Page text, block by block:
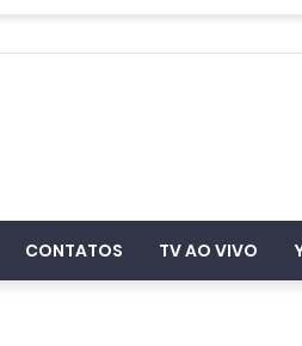
CONTATOS TV AO VIVO